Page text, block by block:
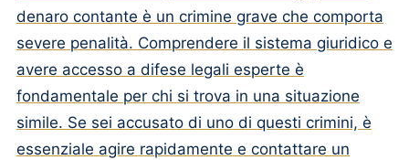
denaro contante è un crimine grave che comporta
severe penalità. Comprendere il sistema giuridico e
avere accesso a difese legali esperte è
fondamentale per chi si trova in una situazione
simile. Se sei accusato di uno di questi crimini, è
essenziale agire rapidamente e contattare un